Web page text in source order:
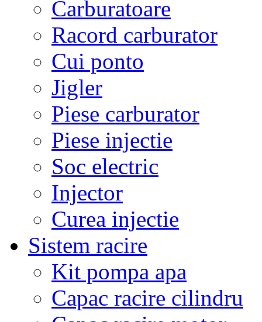
Carburatoare
Racord carburator
Cui ponto
Jigler
Piese carburator
Piese injectie
Soc electric
Injector
Curea injectie
Sistem racire
Kit pompa apa
Capac racire cilindru